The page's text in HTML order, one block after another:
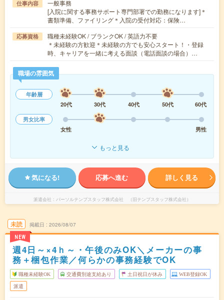
仕事内容
一般事務
[入院に関する事務サポート専門部署での勤務になります]＊
書類準備、ファイリング＊入院の受付対応：保険…
応募資格
職種未経験OK / ブランクOK / 英語力不要
＊未経験の方歓迎＊未経験の方でも安心スタート！・登録
時、キャリアを一緒に考える面談（電話面談の場合）…
職場の雰囲気
年齢層
20代
30代 40代 50代
60代
男女比率
女性
男性
もっと見る
気になる! 応募へ進む 詳しく見る
派遣会社 パーソルテンプスタッフ株式会社 （旧テンプスタッフ株式会社）
未読
NEW
掲載日 2026/08/07
週4日～×4ｈ～・午後のみOK＼メーカーの事
務＋梱包作業／何らかの事務経験でOK
職種未経験OK 交通費別途支給あり 土日祝日が休み WEB登録OK
派遣